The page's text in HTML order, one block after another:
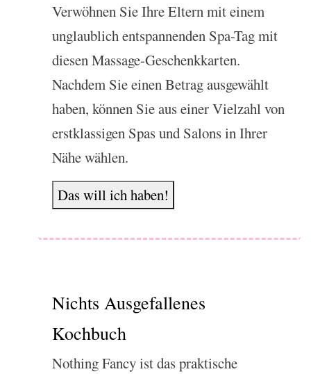
Verwöhnen Sie Ihre Eltern mit einem
unglaublich entspannenden Spa-Tag mit
diesen Massage-Geschenkkarten.
Nachdem Sie einen Betrag ausgewählt
haben, können Sie aus einer Vielzahl von
erstklassigen Spas und Salons in Ihrer
Nähe wählen.
Das will ich haben!
Nichts Ausgefallenes
Kochbuch
Nothing Fancy ist das praktische